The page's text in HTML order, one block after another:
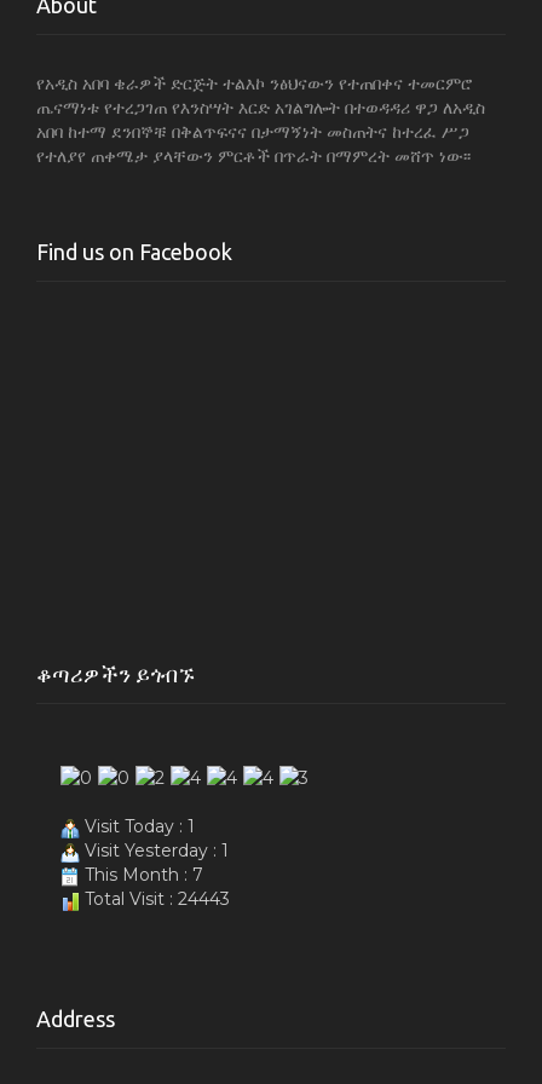
e
o
o
k
te
p
p
m
About
የአዲስ አበባ ቄራዎች ድርጅት ተልእኮ ንፅህናውን የተጠበቀና ተመርምሮ
ጤናማነቱ የተረጋገጠ የእንስሣት እርድ አገልግሎት በተወዳዳሪ ዋጋ ለአዲስ
አበባ ከተማ ደንበኞቹ በቅልጥፍናና በታማኝነት መስጠትና ከተረፈ ሥጋ
የተለያየ ጠቀሜታ ያላቸውን ምርቶች በጥራት በማምረት መሸጥ ነው፡፡
Find us on Facebook
ቆጣሪዎችን ይጎብኙ
Visit Today : 1
Visit Yesterday : 1
This Month : 7
Total Visit : 24443
Address